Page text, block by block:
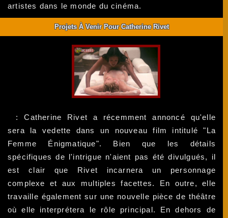
artistes dans le monde du cinéma.
Projets À Venir Pour Catherine Rivet
: Catherine Rivet a récemment annoncé qu'elle
sera la vedette dans un nouveau film intitulé "La
Femme Énigmatique". Bien que les détails
spécifiques de l'intrigue n'aient pas été divulgués, il
est clair que Rivet incarnera un personnage
complexe et aux multiples facettes. En outre, elle
travaille également sur une nouvelle pièce de théâtre
où elle interprétera le rôle principal. En dehors de